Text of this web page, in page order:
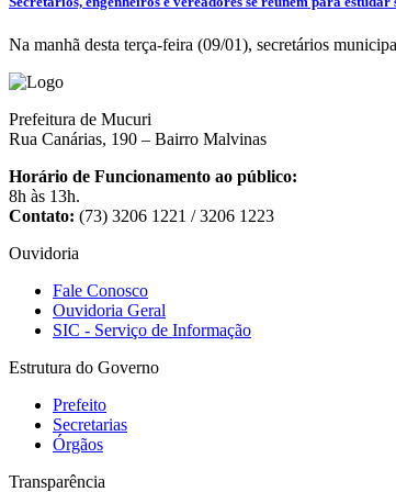
Na manhã desta terça-feira (09/01), secretários
Prefeitura de Mucuri
Rua Canárias, 190 – Bairro Malvinas
Horário de Funcionamento ao público:
8h às 13h.
Contato: (73) 3206 1221 / 3206 1223
Ouvidoria
Fale Conosco
Ouvidoria Geral
SIC - Serviço de Informação
Estrutura do Governo
Prefeito
Secretarias
Órgãos
Transparência